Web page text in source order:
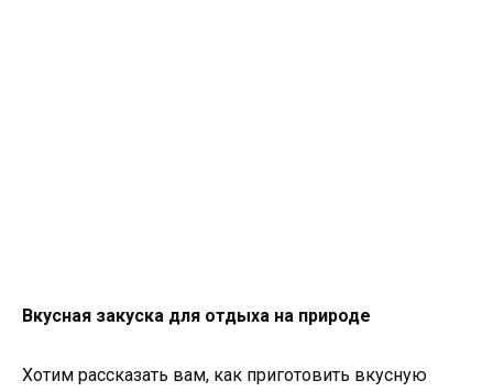
Вкусная закуска для отдыха на природе
Хотим рассказать вам, как приготовить вкусную